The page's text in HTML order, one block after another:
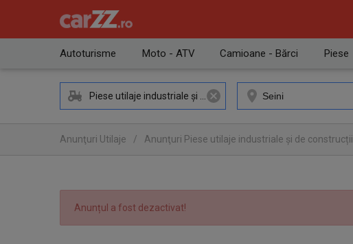
Autoturisme Moto - ATV Camioane - Bărci Piese
Anunţuri Utilaje / Anunţuri Piese utilaje industriale și de construcții
Anunțul a fost dezactivat!